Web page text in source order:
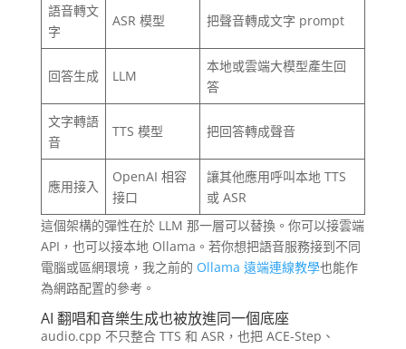
語音轉文
字
ASR 模型 把聲音轉成文字 prompt
回答生成 LLM
本地或雲端大模型產生回
答
文字轉語
音
TTS 模型 把回答轉成聲音
應用接入
OpenAI 相容
接口
讓其他應用呼叫本地 TTS
或 ASR
這個架構的彈性在於 LLM 那一層可以替換。你可以接雲端
API，也可以接本地 Ollama。若你想把語音服務接到不同
電腦或區網環境，我之前的 Ollama 遠端連線教學也能作
為網路配置的參考。
AI 翻唱和音樂生成也被放進同一個底座
audio.cpp 不只整合 TTS 和 ASR，也把 ACE-Step、